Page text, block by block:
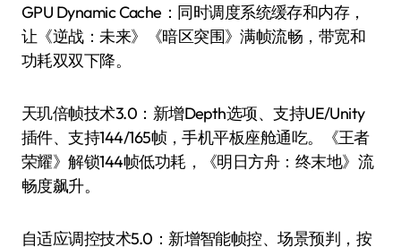
GPU Dynamic Cache：同时调度系统缓存和内存，
让《逆战：未来》《暗区突围》满帧流畅，带宽和
功耗双双下降。
天玑倍帧技术3.0：新增Depth选项、支持UE/Unity
插件、支持144/165帧，手机平板座舱通吃。《王者
荣耀》解锁144帧低功耗，《明日方舟：终末地》流
畅度飙升。
自适应调控技术5.0：新增智能帧控、场景预判，按